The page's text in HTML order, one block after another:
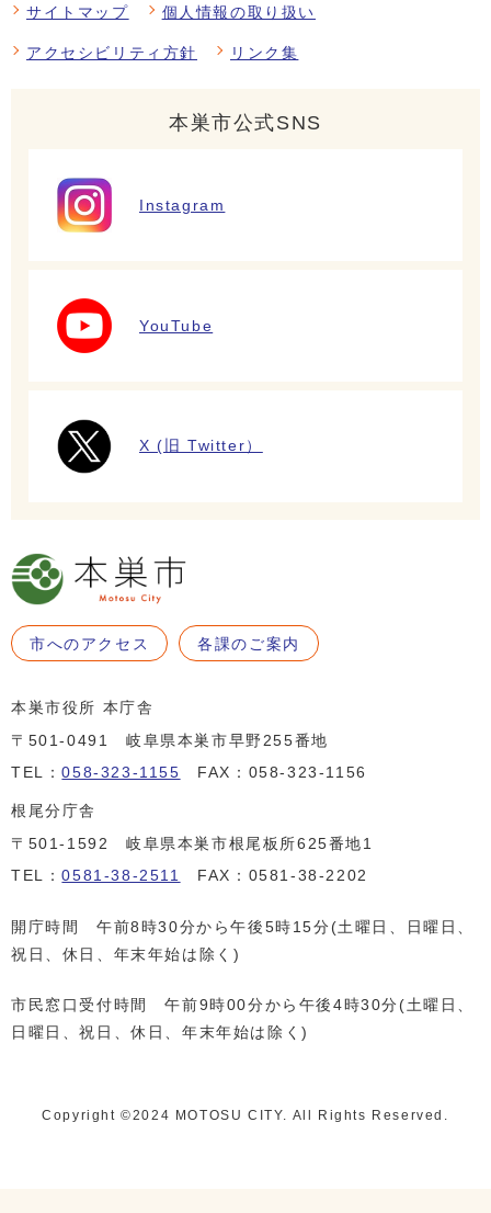
サイトマップ 個人情報の取り扱い
アクセシビリティ方針 リンク集
本巣市公式SNS
Instagram
YouTube
X (旧 Twitter）
市へのアクセス 各課のご案内
本巣市役所 本庁舎
〒501-0491 岐阜県本巣市早野255番地
TEL：058-323-1155 FAX：058-323-1156
根尾分庁舎
〒501-1592 岐阜県本巣市根尾板所625番地1
TEL：0581-38-2511 FAX：0581-38-2202
開庁時間 午前8時30分から午後5時15分(土曜日、日曜日、
祝日、休日、年末年始は除く)
市民窓口受付時間 午前9時00分から午後4時30分(土曜日、
日曜日、祝日、休日、年末年始は除く)
Copyright ©️2024 MOTOSU CITY. All Rights Reserved.